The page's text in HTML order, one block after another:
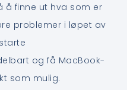
å finne ut hva som er
problemer i løpet av
og få MacBook-
som mulig.